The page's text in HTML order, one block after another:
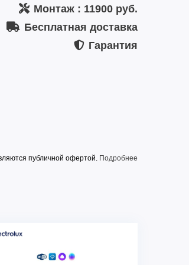
Монтаж: 11900 руб.
Бесплатная доставка
Гарантия
публичной офертой. Подробнее